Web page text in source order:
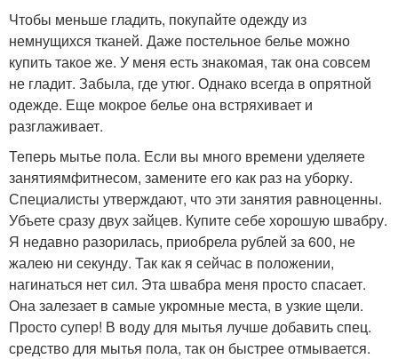
Чтобы меньше гладить, покупайте одежду из
немнущихся тканей. Даже постельное белье можно
купить такое же. У меня есть знакомая, так она совсем
не гладит. Забыла, где утюг. Однако всегда в опрятной
одежде. Еще мокрое белье она встряхивает и
разглаживает.
Теперь мытье пола. Если вы много времени уделяете
занятиямфитнесом, замените его как раз на уборку.
Специалисты утверждают, что эти занятия равноценны.
Убъете сразу двух зайцев. Купите себе хорошую швабру.
Я недавно разорилась, приобрела рублей за 600, не
жалею ни секунду. Так как я сейчас в положении,
нагинаться нет сил. Эта швабра меня просто спасает.
Она залезает в самые укромные места, в узкие щели.
Просто супер! В воду для мытья лучше добавить спец.
средство для мытья пола, так он быстрее отмывается.